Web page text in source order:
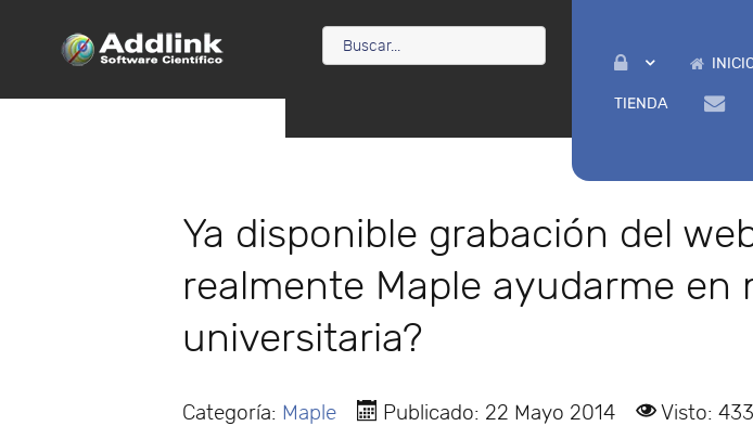
TIENDA
Ya disponible grabación del
realmente Maple ayudarme en
universitaria?
Categoría: Maple Publicado: 22 Mayo 2014 Visto: